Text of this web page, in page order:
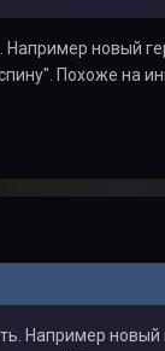
новый
Похоже на
Например новый